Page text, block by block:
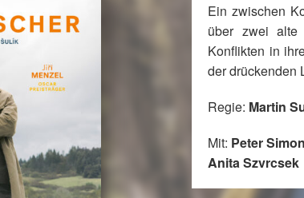
Ein zwischen
über zwei alte
Konflikten in
der drückenden
Regie: Martin
Mit: Peter
Anita Szvrcsek